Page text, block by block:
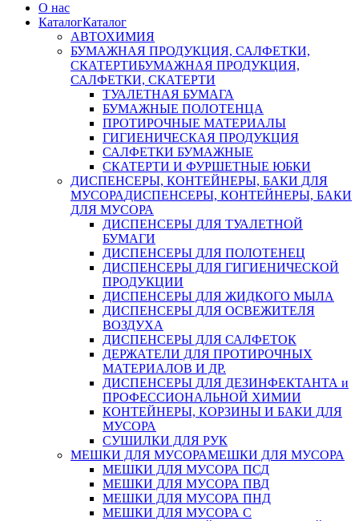
О нас
КаталогКаталог
АВТОХИМИЯ
БУМАЖНАЯ ПРОДУКЦИЯ, САЛФЕТКИ,
СКАТЕРТИБУМАЖНАЯ ПРОДУКЦИЯ,
САЛФЕТКИ, СКАТЕРТИ
ТУАЛЕТНАЯ БУМАГА
БУМАЖНЫЕ ПОЛОТЕНЦА
ПРОТИРОЧНЫЕ МАТЕРИАЛЫ
ГИГИЕНИЧЕСКАЯ ПРОДУКЦИЯ
САЛФЕТКИ БУМАЖНЫЕ
СКАТЕРТИ И ФУРШЕТНЫЕ ЮБКИ
ДИСПЕНСЕРЫ, КОНТЕЙНЕРЫ, БАКИ ДЛЯ
МУСОРАДИСПЕНСЕРЫ, КОНТЕЙНЕРЫ, БАКИ
ДЛЯ МУСОРА
ДИСПЕНСЕРЫ ДЛЯ ТУАЛЕТНОЙ
БУМАГИ
ДИСПЕНСЕРЫ ДЛЯ ПОЛОТЕНЕЦ
ДИСПЕНСЕРЫ ДЛЯ ГИГИЕНИЧЕСКОЙ
ПРОДУКЦИИ
ДИСПЕНСЕРЫ ДЛЯ ЖИДКОГО МЫЛА
ДИСПЕНСЕРЫ ДЛЯ ОСВЕЖИТЕЛЯ
ВОЗДУХА
ДИСПЕНСЕРЫ ДЛЯ САЛФЕТОК
ДЕРЖАТЕЛИ ДЛЯ ПРОТИРОЧНЫХ
МАТЕРИАЛОВ И ДР.
ДИСПЕНСЕРЫ ДЛЯ ДЕЗИНФЕКТАНТА и
ПРОФЕССИОНАЛЬНОЙ ХИМИИ
КОНТЕЙНЕРЫ, КОРЗИНЫ И БАКИ ДЛЯ
МУСОРА
СУШИЛКИ ДЛЯ РУК
МЕШКИ ДЛЯ МУСОРАМЕШКИ ДЛЯ МУСОРА
МЕШКИ ДЛЯ МУСОРА ПСД
МЕШКИ ДЛЯ МУСОРА ПВД
МЕШКИ ДЛЯ МУСОРА ПНД
МЕШКИ ДЛЯ МУСОРА С